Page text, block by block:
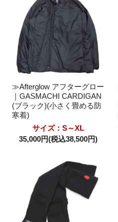
≫Afterglow アフターグロー
｜GASMACHI CARDIGAN
(ブラック)(小さく畳める防
寒着)
サイズ：S～XL
35,000円(税込38,500円)